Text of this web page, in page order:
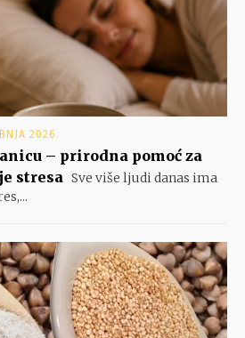
2026.
– prirodna pomoć za
stresa Sve više ljudi danas ima